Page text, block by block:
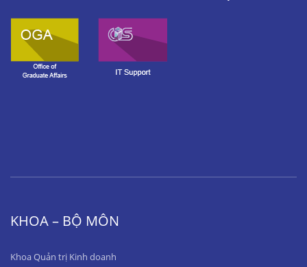
KHOA – BỘ MÔN
Khoa Quản trị Kinh doanh